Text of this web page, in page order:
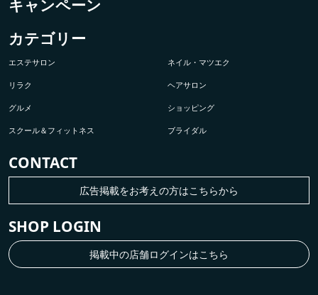
キャンペーン
カテゴリー
エステサロン ネイル・マツエク
リラク ヘアサロン
グルメ ショッピング
スクール＆フィットネス ブライダル
SHOP LOGIN
掲載中の店舗ログインはこちら
CONTACT
広告掲載をお考えの方はこちらから